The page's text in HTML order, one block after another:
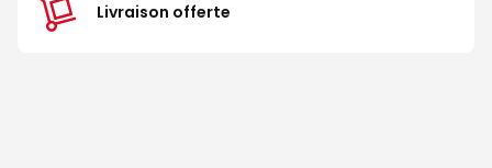
Livraison offerte